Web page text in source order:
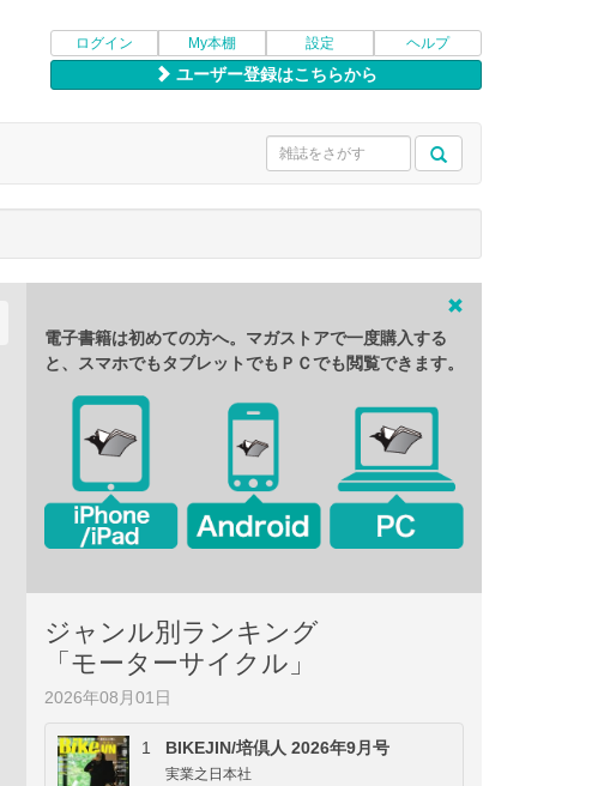
ログイン My本棚 設定 ヘルプ
ユーザー登録はこちらから
電子書籍は初めての方へ。マガストアで一度購入する
と、スマホでもタブレットでもＰＣでも閲覧できます。
ジャンル別ランキング
「モーターサイクル」
2026年08月01日
1 BIKEJIN/培倶人 2026年9月号
実業之日本社